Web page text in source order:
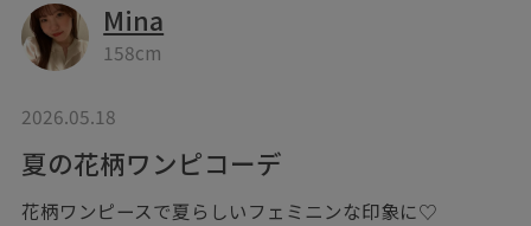
Mina
158cm
2026.05.18
夏の花柄ワンピコーデ
花柄ワンピースで夏らしいフェミニンな印象に♡